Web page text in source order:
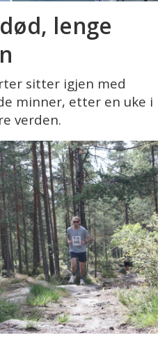
lenge
sitter igjen med
minner, etter en uke i
verden.